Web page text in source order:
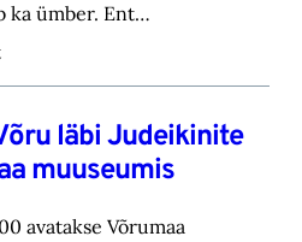
ka ümber. Ent…
läbi Judeikinite
muuseumis
avatakse Võrumaa